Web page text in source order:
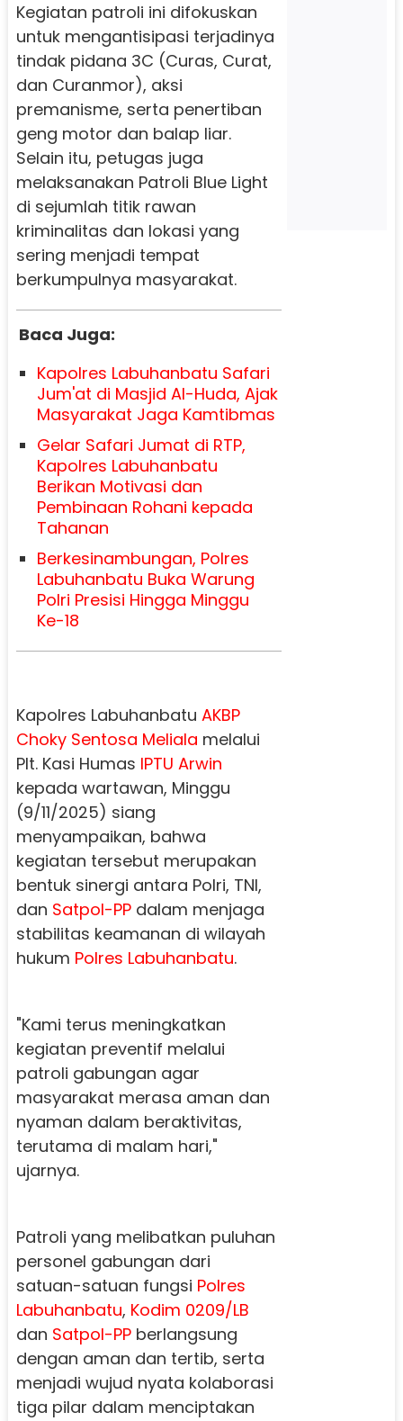
Kegiatan patroli ini difokuskan
untuk mengantisipasi terjadinya
tindak pidana 3C (Curas, Curat,
dan Curanmor), aksi
premanisme, serta penertiban
geng motor dan balap liar.
Selain itu, petugas juga
melaksanakan Patroli Blue Light
di sejumlah titik rawan
kriminalitas dan lokasi yang
sering menjadi tempat
berkumpulnya masyarakat.
Baca Juga:
Kapolres Labuhanbatu Safari
Jum'at di Masjid Al-Huda, Ajak
Masyarakat Jaga Kamtibmas
Gelar Safari Jumat di RTP,
Kapolres Labuhanbatu
Berikan Motivasi dan
Pembinaan Rohani kepada
Tahanan
Berkesinambungan, Polres
Labuhanbatu Buka Warung
Polri Presisi Hingga Minggu
Ke-18
Kapolres Labuhanbatu AKBP
Choky Sentosa Meliala melalui
Plt. Kasi Humas IPTU Arwin
kepada wartawan, Minggu
(9/11/2025) siang
menyampaikan, bahwa
kegiatan tersebut merupakan
bentuk sinergi antara Polri, TNI,
dan Satpol-PPdalam menjaga
stabilitas keamanan di wilayah
hukum Polres Labuhanbatu.
"Kami terus meningkatkan
kegiatan preventif melalui
patroli gabungan agar
masyarakat merasa aman dan
nyaman dalam beraktivitas,
terutama di malam hari,"
ujarnya.
Patroli yang melibatkan puluhan
personel gabungan dari
satuan-satuan fungsi Polres
Labuhanbatu, Kodim 0209/LB
dan Satpol-PPberlangsung
dengan aman dan tertib, serta
menjadi wujud nyata kolaborasi
tiga pilar dalam menciptakan